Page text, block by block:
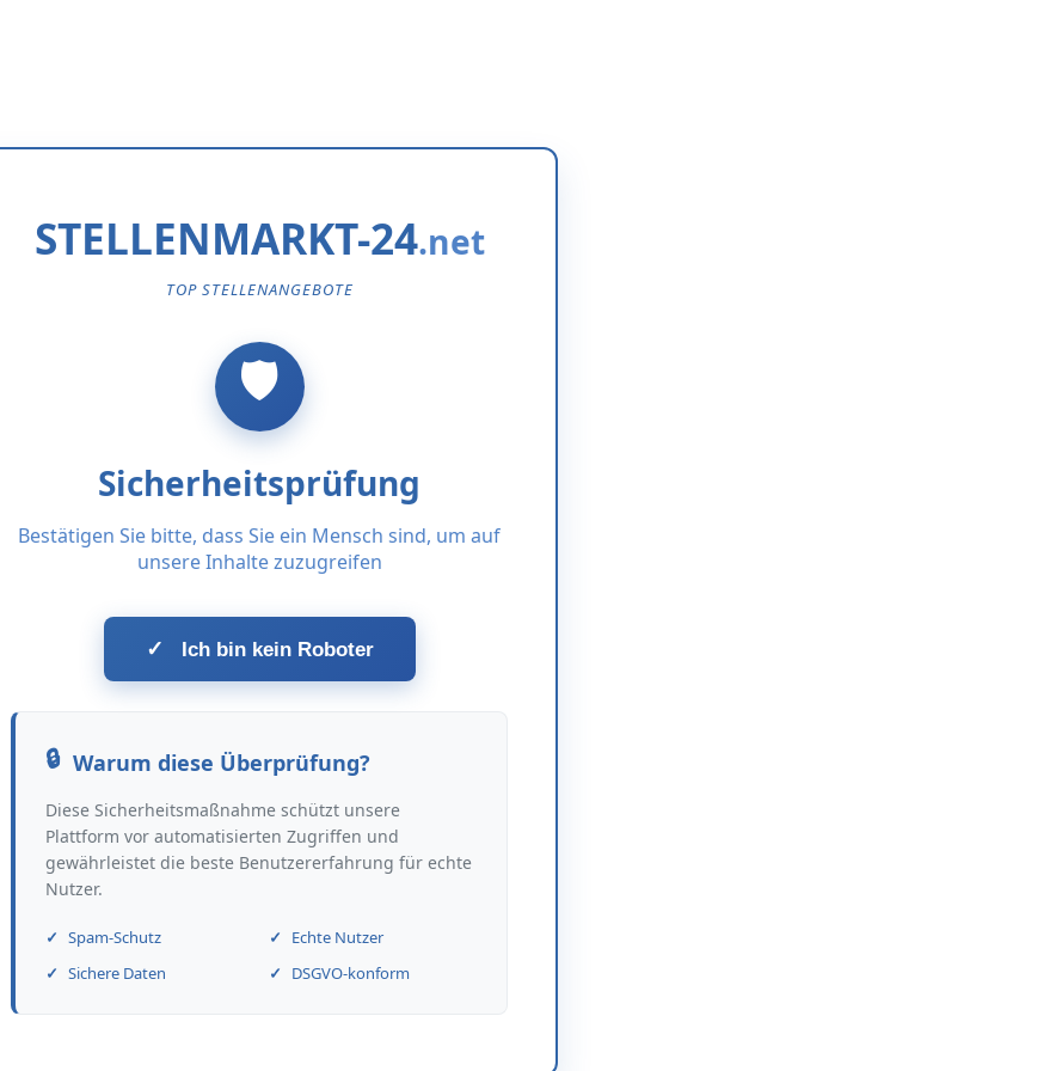
STELLENMARKT-24
TOP STELLENANGEBOTE
Sicherheitsprüfung
Bestätigen Sie bitte, dass Sie ein Mensch sind, um auf
unsere Inhalte zuzugreifen
✓ Ich bin kein Roboter
Warum diese Überprüfung?
Diese Sicherheitsmaßnahme schützt unsere
Plattform vor automatisierten Zugriffen und
gewährleistet die beste Benutzererfahrung für echte
Nutzer.
Spam-Schutz
Echte Nutzer
Sichere Daten
DSGVO-konform